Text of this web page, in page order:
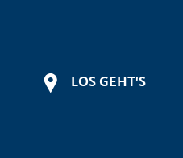
LOS GEHT'S